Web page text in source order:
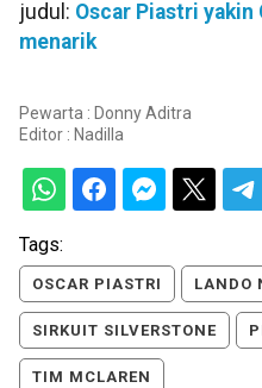
judul: Oscar Piastri yakin
menarik
Pewarta : Donny Aditra
Editor : Nadilla
Tags:
OSCAR PIASTRI LANDO
SIRKUIT SILVERSTONE
TIM MCLAREN